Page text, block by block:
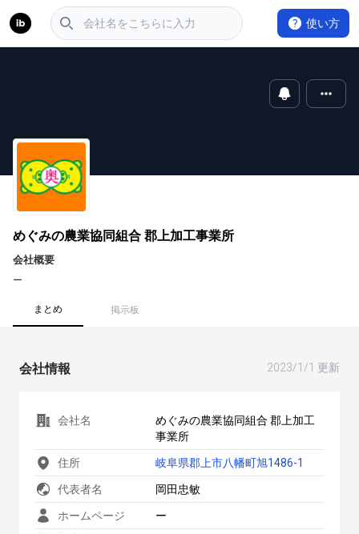
使い方
めぐみの農業協同組合 郡上加工事業所
会社概要
ー
まとめ 掲示板
会社情報 2023/1/1 更新
会社名
めぐみの農業協同組合 郡上加工
事業所
住所 岐阜県郡上市八幡町旭1486-1
代表者名 岡田忠敏
ホームページ ー